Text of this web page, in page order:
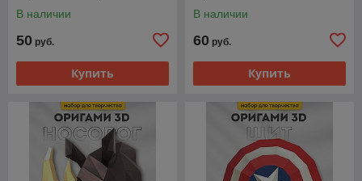
В наличии
50 руб.
Купить
В наличии
60 руб.
Купить